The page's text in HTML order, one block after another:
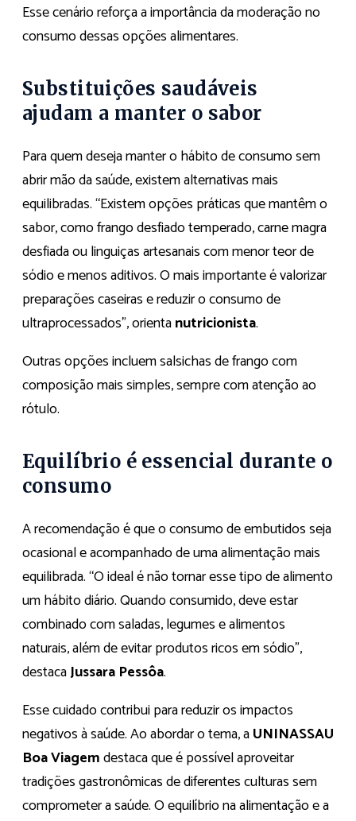
Esse cenário reforça a importância da moderação no
consumo dessas opções alimentares.
Substituições saudáveis
ajudam a manter o sabor
Para quem deseja manter o hábito de consumo sem
abrir mão da saúde, existem alternativas mais
equilibradas. “Existem opções práticas que mantêm o
sabor, como frango desfiado temperado, carne magra
desfiada ou linguiças artesanais com menor teor de
sódio e menos aditivos. O mais importante é valorizar
preparações caseiras e reduzir o consumo de
ultraprocessados”, orientanutricionista.
Outras opções incluem salsichas de frango com
composição mais simples, sempre com atenção ao
rótulo.
Equilíbrio é essencial durante o
consumo
A recomendação é que o consumo de embutidos seja
ocasional e acompanhado de uma alimentação mais
equilibrada. “O ideal é não tornar esse tipo de alimento
um hábito diário. Quando consumido, deve estar
combinado com saladas, legumes e alimentos
naturais, além de evitar produtos ricos em sódio”,
destacaJussara Pessôa.
Esse cuidado contribui para reduzir os impactos
negativos à saúde. Ao abordar o tema, aUNINASSAU
Boa Viagemdestaca que é possível aproveitar
tradições gastronômicas de diferentes culturas sem
comprometer a saúde. O equilíbrio na alimentação e a